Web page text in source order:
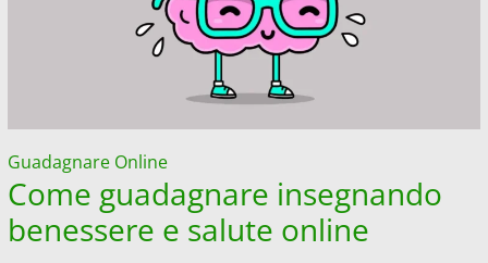
Guadagnare Online
Come guadagnare insegnando
benessere e salute online